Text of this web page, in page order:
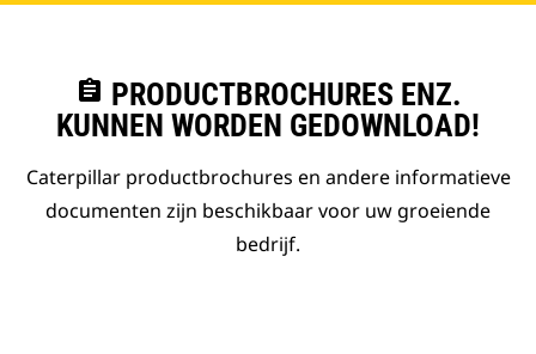
assignment PRODUCTBROCHURES ENZ.
KUNNEN WORDEN GEDOWNLOAD!
Caterpillar productbrochures en andere informatieve
documenten zijn beschikbaar voor uw groeiende
bedrijf.